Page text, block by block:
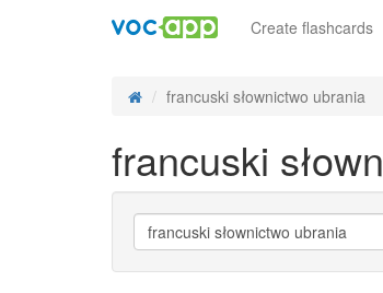
Create flashcards
francuski słownictwo ubrania
francuski